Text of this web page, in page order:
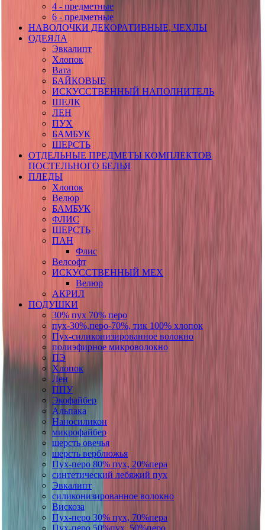
4 - предметные
6 - предметные
НАВОЛОЧКИ ДЕКОРАТИВНЫЕ, ЧЕХЛЫ
ОДЕЯЛА
Эвкалипт
Хлопок
Вата
БАЙКОВЫЕ
ИСКУССТВЕННЫЙ НАПОЛНИТЕЛЬ
ШЕЛК
ЛЕН
ПУХ
БАМБУК
ШЕРСТЬ
ОТДЕЛЬНЫЕ ПРЕДМЕТЫ КОМПЛЕКТОВ
ПОСТЕЛЬНОГО БЕЛЬЯ
ПЛЕДЫ
Хлопок
Велюр
БАМБУК
ФЛИС
ШЕРСТЬ
ПАН
Флис
Велсофт
ИСКУССТВЕННЫЙ МЕХ
Велюр
АКРИЛ
ПОДУШКИ
30% пух 70% перо
пух-30%,перо-70%, тик 100% хлопок
Пух-силиконизированное волокно
полиэфирное микроволокно
ПЭ
Хлопок
Лен
ППУ
Экофайбер
Альпака
Наносиликон
микрофайбер
шерсть овечья
шерсть верблюжья
Пух-перо 80% пух, 20%пера
синтетический лебяжий пух
Эвкалипт
силиконизированное волокно
Вискоза
Пух-перо 30% пух, 70%пера
Пух-перо 50%пух, 50%перо